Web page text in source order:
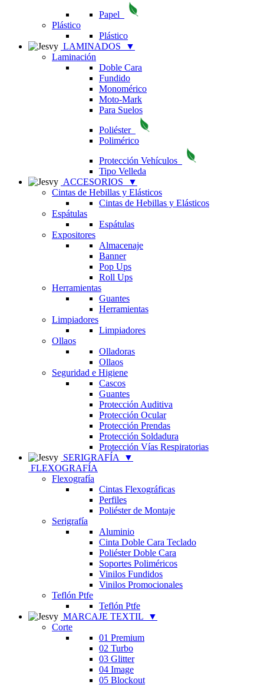
Papel
Plástico
Plástico
LAMINADOS
▼
Laminación
Doble Cara
Fundido
Monomérico
Moto-Mark
Para Suelos
Poliéster
Polimérico
Protección Vehículos
Tipo Velleda
ACCESORIOS
▼
Cintas de Hebillas y Elásticos
Cintas de Hebillas y Elásticos
Espátulas
Espátulas
Expositores
Almacenaje
Banner
Pop Ups
Roll Ups
Herramientas
Guantes
Herramientas
Limpiadores
Limpiadores
Ollaos
Olladoras
Ollaos
Seguridad e Higiene
Cascos
Guantes
Protección Auditiva
Protección Ocular
Protección Prendas
Protección Soldadura
Protección Vías Respiratorias
SERIGRAFÍA
▼
FLEXOGRAFÍA
Flexografía
Cintas Flexográficas
Perfiles
Poliéster de Montaje
Serigrafía
Aluminio
Cinta Doble Cara Teclado
Poliéster Doble Cara
Soportes Poliméricos
Vinilos Fundidos
Vinilos Promocionales
Teflón Ptfe
Teflón Ptfe
MARCAJE TEXTIL
▼
Corte
01 Premium
02 Turbo
03 Glitter
04 Image
05 Blockout